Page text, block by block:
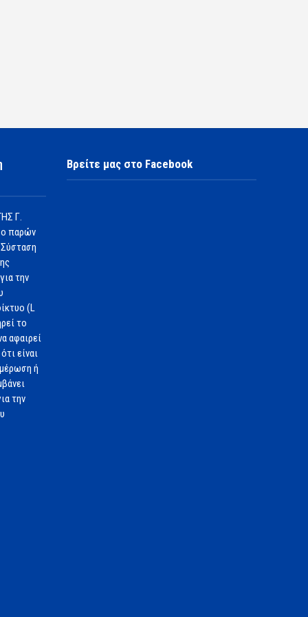
Γ.
ο παρών
την
(L
το
αφαιρεί
είναι
ή
την
Βρείτε μας στο Facebook